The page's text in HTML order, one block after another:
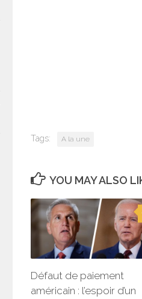
Tags: A la une
YOU MAY ALSO
Défaut de paiement
américain : l’espoir d’un